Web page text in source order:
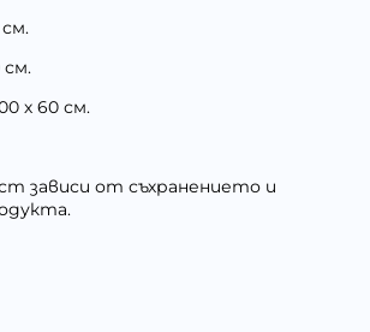
см.
х 60 см.
зависи от съхранението и